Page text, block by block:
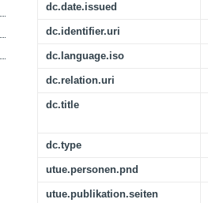
dc.date.issued
dc.identifier.uri
dc.language.iso
dc.relation.uri
dc.title
dc.type
utue.personen.pnd
utue.publikation.seiten